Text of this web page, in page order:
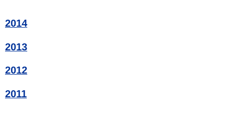
2014
2013
2012
2011